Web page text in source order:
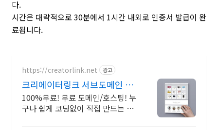
다.
시간은 대략적으로 30분에서 1시간 내외로 인증서 발급이 완
료됩니다.
https://creatorlink.net 광고
크리에이터링크 서브도메인 누
구나 만드는 홈페이지
100%무료! 무료 도메인/호스팅! 누
구나 쉽게 코딩없이 직접 만드는 홈